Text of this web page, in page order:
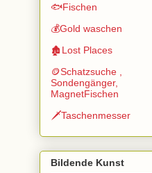
🐟Fischen
💰Gold waschen
🏚️Lost Places
🪙Schatzsuche ,
Sondengänger,
MagnetFischen
🗡️Taschenmesser
Bildende Kunst